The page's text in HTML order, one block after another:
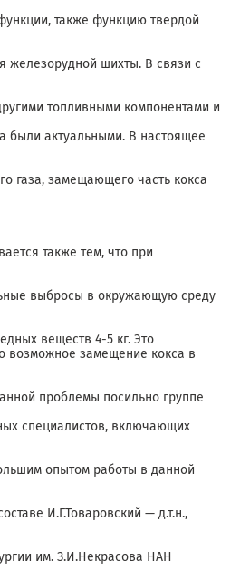
также функцию твердой
железорудной шихты. В связи с
топливными компонентами и
были актуальными. В настоящее
газа, замещающего часть кокса
также тем, что при
выбросы в окружающую среду
веществ 4-5 кг. Это
возможное замещение кокса в
проблемы посильно группе
специалистов, включающих
опытом работы в данной
И.Г.Товаровский — д.т.н.,
им. З.И.Некрасова НАН